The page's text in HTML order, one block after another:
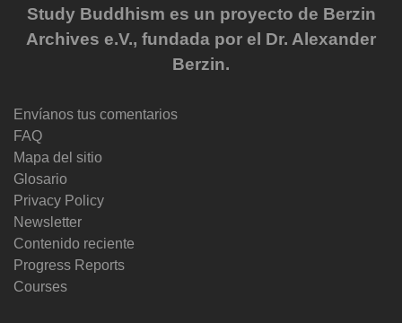
Study Buddhism es un proyecto de Berzin
Archives e.V., fundada por el Dr. Alexander
Berzin.
Envíanos tus comentarios
FAQ
Mapa del sitio
Glosario
Privacy Policy
Newsletter
Contenido reciente
Progress Reports
Courses